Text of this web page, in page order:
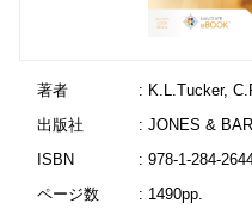
著者
: K.L.Tucker,
出版社
: JONES &
ISBN
: 978-1-284-
ページ数
: 1490pp.